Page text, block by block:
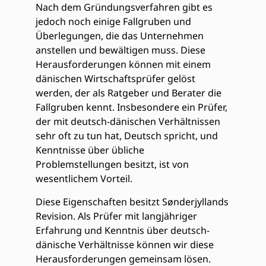
Nach dem Gründungsverfahren gibt es
jedoch noch einige Fallgruben und
Überlegungen, die das Unternehmen
anstellen und bewältigen muss. Diese
Herausforderungen können mit einem
dänischen Wirtschaftsprüfer gelöst
werden, der als Ratgeber und Berater die
Fallgruben kennt. Insbesondere ein Prüfer,
der mit deutsch-dänischen Verhältnissen
sehr oft zu tun hat, Deutsch spricht, und
Kenntnisse über übliche
Problemstellungen besitzt, ist von
wesentlichem Vorteil.
Diese Eigenschaften besitzt Sønderjyllands
Revision. Als Prüfer mit langjähriger
Erfahrung und Kenntnis über deutsch-
dänische Verhältnisse können wir diese
Herausforderungen gemeinsam lösen.